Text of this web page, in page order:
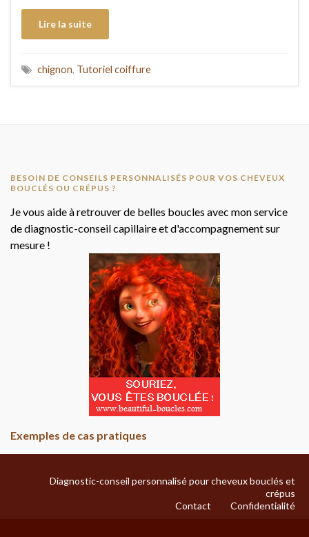
Lire la suite
chignon, Tutoriel coiffure
BESOIN DE CONSEILS PERSONNALISÉS POUR VOS CHEVEUX
BOUCLÉS OU CRÉPUS ?
Je vous aide à retrouver de belles boucles avec mon service
de diagnostic-conseil capillaire et d'accompagnement sur
mesure !
Exemples de cas pratiques
Diagnostic-conseil personnalisé pour cheveux bouclés et
crépus
Contact
Confidentialité